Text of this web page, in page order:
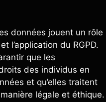
données jouent un rôle
l’application du RGPD.
que les
des individus en
et qu’elles traitent
légale et éthique.